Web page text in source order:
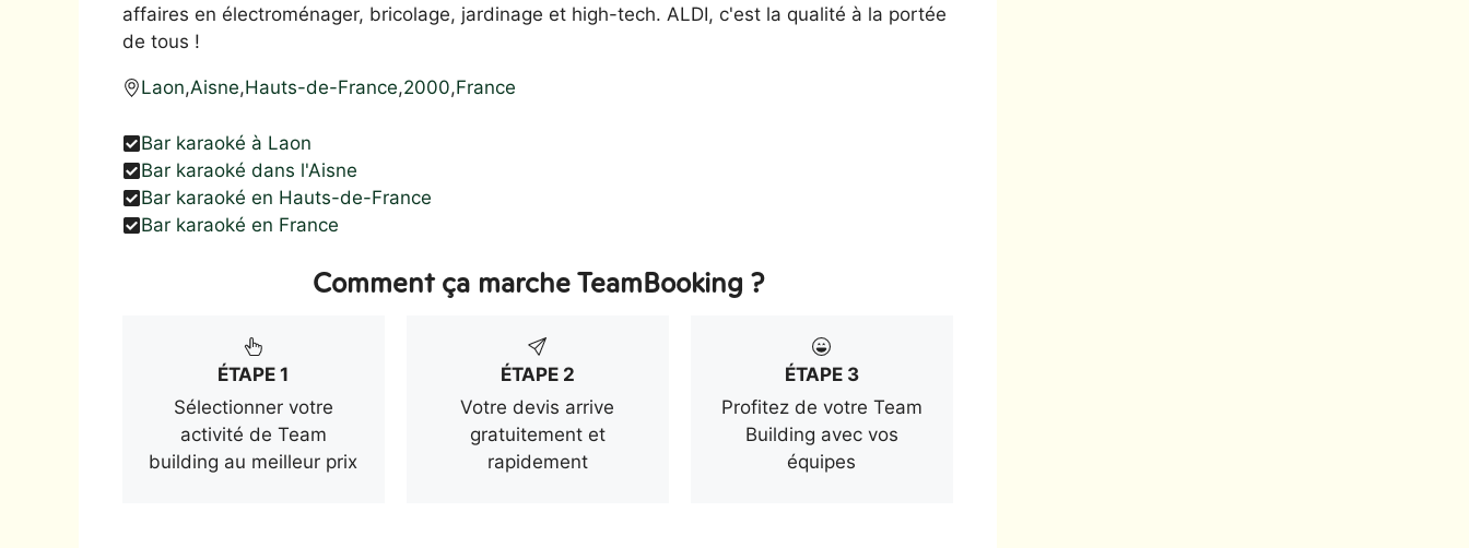
affaires en électroménager, bricolage, jardinage et high-tech. ALDI, c'est la qualité à la portée
de tous !
Laon,Aisne,Hauts-de-France,2000,France
Bar karaoké à Laon
Bar karaoké dans l'Aisne
Bar karaoké en Hauts-de-France
Bar karaoké en France
Comment ça marche TeamBooking ?
ÉTAPE 1
Sélectionner votre
activité de Team
building au meilleur prix
ÉTAPE 2
Votre devis arrive
gratuitement et
rapidement
ÉTAPE 3
Profitez de votre Team
Building avec vos
équipes